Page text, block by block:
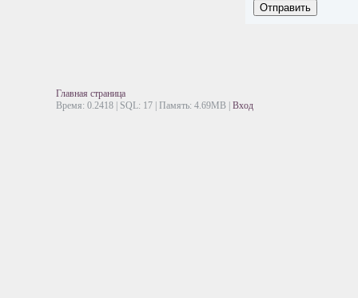
Отправить
Главная страница
Время: 0.2418 | SQL: 17 | Память: 4.69MB Вход